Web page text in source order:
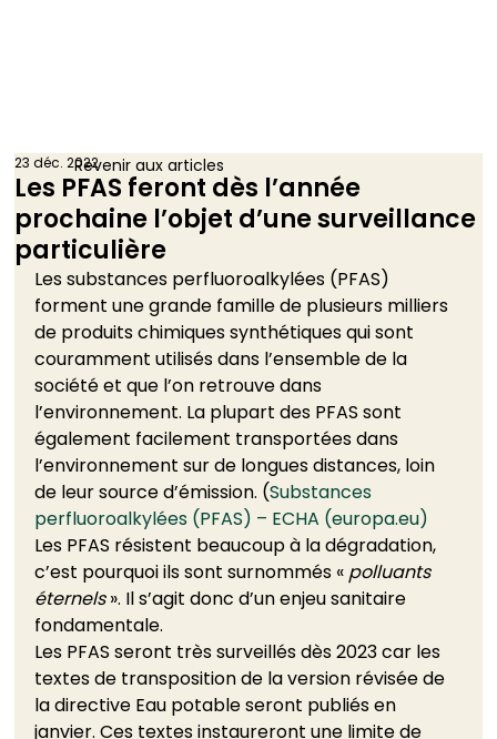
Les PFAS feront dès l’année
prochaine l’objet d’une surveillance
particulière
23 déc. 2022
Les substances perfluoroalkylées (PFAS)
forment une grande famille de plusieurs milliers
de produits chimiques synthétiques qui sont
couramment utilisés dans l’ensemble de la
société et que l’on retrouve dans
l’environnement. La plupart des PFAS sont
également facilement transportées dans
l’environnement sur de longues distances, loin
de leur source d’émission. (Substances
perfluoroalkylées (PFAS) – ECHA (europa.eu)
Les PFAS résistent beaucoup à la dégradation,
c’est pourquoi ils sont surnommés « polluants
éternels ». Il s’agit donc d’un enjeu sanitaire
fondamentale.
Les PFAS seront très surveillés dès 2023 car les
textes de transposition de la version révisée de
la directive Eau potable seront publiés en
janvier. Ces textes instaureront une limite de
Revenir aux articles